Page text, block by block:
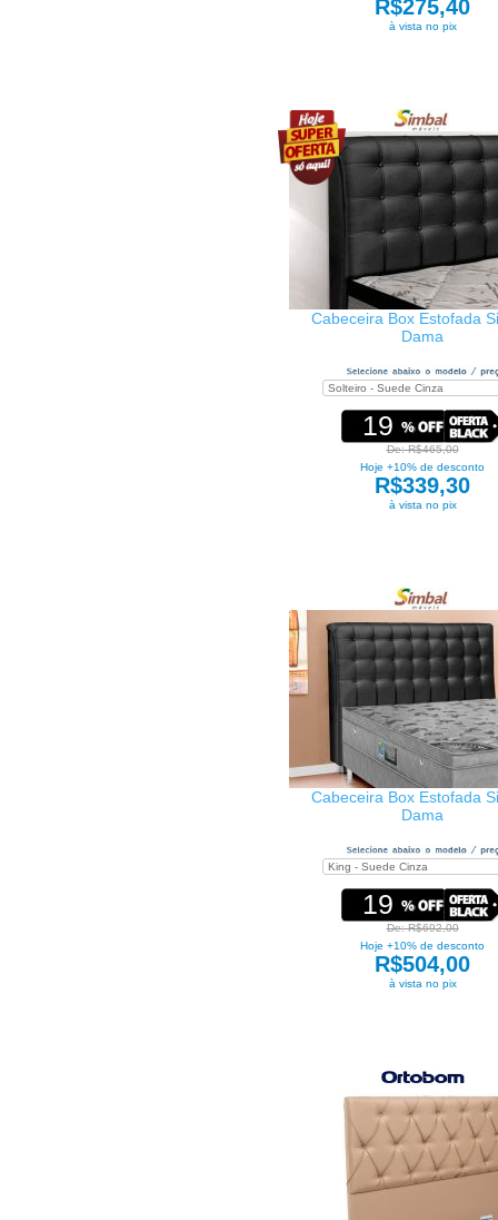
R$275,40
à vista no pix
Cabeceira Box Estofada
Dama
19
De: R$465,00
Hoje +10% de desconto
R$339,30
à vista no pix
Cabeceira Box Estofada
Dama
19
De: R$692,00
Hoje +10% de desconto
R$504,00
à vista no pix